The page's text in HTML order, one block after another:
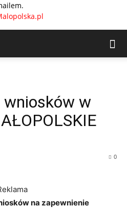
wniosków w
0
na zapewnienie